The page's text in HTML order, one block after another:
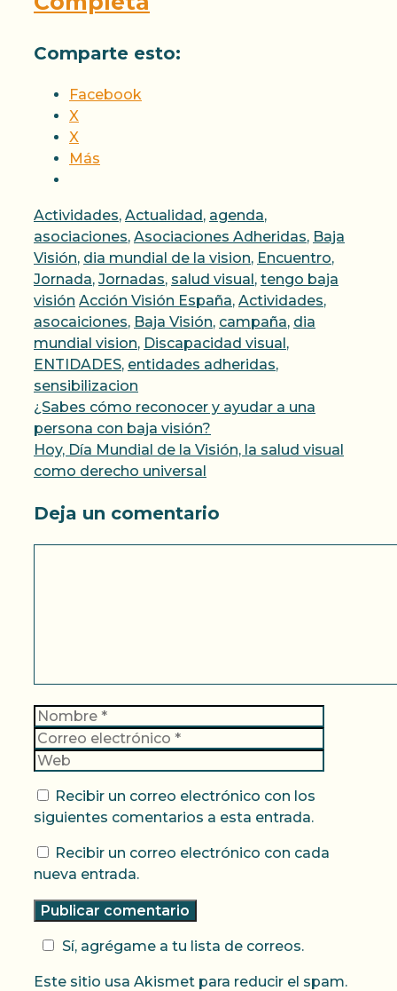
Comparte esto:
Facebook
X
X
Más
Categorías
Actividades, Actualidad, agenda,
asociaciones, Asociaciones Adheridas, Baja
Visión, dia mundial de la vision, Encuentro,
Jornada, Jornadas, salud visual, tengo baja
visión Etiquetas
Acción Visión España, Actividades,
asocaiciones, Baja Visión, campaña, dia
mundial vision, Discapacidad visual,
ENTIDADES, entidades adheridas,
sensibilizacion
¿Sabes cómo reconocer y ayudar a una
persona con baja visión?
Hoy, Día Mundial de la Visión, la salud visual
como derecho universal
Deja un comentario
Nombre
Recibir un correo electrónico con los
siguientes comentarios a esta entrada.
Recibir un correo electrónico con cada
nueva entrada.
Sí, agrégame a tu lista de correos.
Este sitio usa Akismet para reducir el spam.